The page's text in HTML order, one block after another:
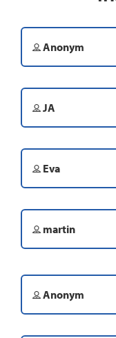
Anonym
JA
Eva
martin
Anonym